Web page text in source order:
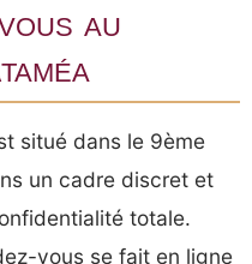
au
situé dans le 9ème
un cadre discret et
totale.
vous se fait en ligne